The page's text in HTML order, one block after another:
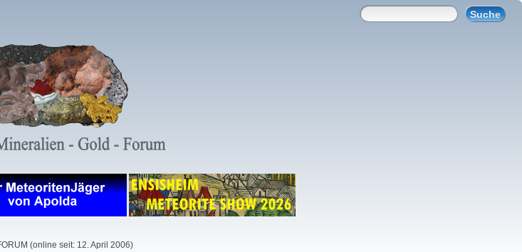
(online seit: 12. April 2006)